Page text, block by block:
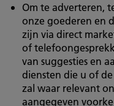
Om te adverteren,
onze goederen en
zijn via direct
of
van suggesties en
diensten die u of
zal waar relevant
aangegeven